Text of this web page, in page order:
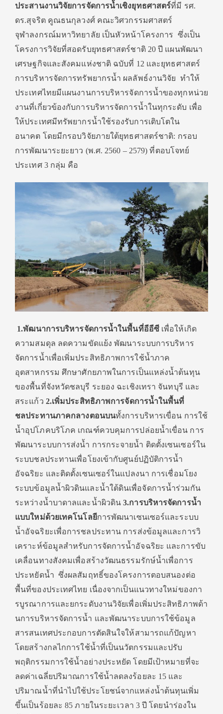
ประสานงานวิจัยการจัดการน้ำเชิงยุทธศาสตร์ที่มี รศ.
ดร.สุจริต คูณธนกุลวงศ์ คณะวิศวกรรมศาสตร์
จุฬาลงกรณ์มหาวิทยาลัย เป็นหัวหน้าโครงการ ซึ่งเป็น
โครงการวิจัยที่สอดรับยุทธศาสตร์ชาติ 20 ปี แผนพัฒนา
เศรษฐกิจและสังคมแห่งชาติ ฉบับที่ 12 และยุทธศาสตร์
การบริหารจัดการทรัพยากรน้ำ ผลลัพธ์งานวิจัย ทำให้
ประเทศไทยมีแผนงานการบริหารจัดการน้ำของทุกหน่วย
งานที่เกี่ยวข้องกับการบริหารจัดการน้ำในทุกระดับ เพื่อ
ให้ประเทศมีทรัพยากรน้ำใช้รองรับการเติบโตใน
อนาคต โดยมีกรอบวิจัยภายใต้ยุทธศาสตร์ชาติ: กรอบ
การพัฒนาระยะยาว (พ.ศ. 2560 – 2579) ที่ตอบโจทย์
ประเทศ 3 กลุ่ม คือ
1.พัฒนาการบริหารจัดการน้ำในพื้นที่อีอีซี เพื่อให้เกิด
ความสมดุล ลดความขัดแย้ง พัฒนาระบบการบริหาร
จัดการน้ำเพื่อเพิ่มประสิทธิภาพการใช้น้ำภาค
อุตสาหกรรม ศึกษาศักยภาพในการเป็นแหล่งน้ำต้นทุน
ของพื้นที่จังหวัดชลบุรี ระยอง ฉะเชิงเทรา จันทบุรี และ
สระแก้ว 2.เพิ่มประสิทธิภาพการจัดการน้ำในพื้นที่
ชลประทานภาคกลางตอนบนทั้งการบริหารเขื่อน การใช้
น้ำอุปโภคบริโภค เกณฑ์ควบคุมการปล่อยน้ำเขื่อน การ
พัฒนาระบบการส่งน้ำ การกระจายน้ำ ติดตั้งเซนเซอร์ใน
ระบบชลประทานเพื่อโยงเข้ากับศูนย์ปฏิบัติการน้ำ
อัจฉริยะ และติดตั้งเซนเซอร์ในแปลงนา การเชื่อมโยง
ระบบข้อมูลน้ำผิวดินและน้ำใต้ดินเพื่อจัดการน้ำร่วมกัน
ระหว่างน้ำบาดาลและน้ำผิวดิน3.การบริหารจัดการน้ำ
แบบใหม่ด้วยเทคโนโลยีการพัฒนาเซนเซอร์และระบบ
น้ำอัจฉริยะเพื่อการชลประทาน การส่งข้อมูลและการวิ
เคราะห์ข้อมูลสำหรับการจัดการน้ำอัจฉริยะ และการขับ
เคลื่อนทางสังคมเพื่อสร้างวัฒนธรรมรักษ์น้ำเพื่อการ
ประหยัดน้ำ ซึ่งผลสัมฤทธิ์ของโครงการตอบสนองต่อ
พื้นที่ของประเทศไทย เนื่องจากเป็นแนวทางใหม่ของกา
รบูรณาการและยกระดับงานวิจัยเพื่อเพิ่มประสิทธิภาพด้า
นการบริหารจัดการน้ำ และพัฒนาระบบการใช้ข้อมู ล
สารสนเทศประกอบการตัดสินใจให้สามารถแก้ปัญหา
โดยสร้างกลไกการใช้น้ำที่เป็นนวัตกรรมและปรับ
พฤติกรรมการใช้น้ำอย่างประหยัด โดยมีเป้าหมายที่จะ
ลดค่าเฉลี่ยปริมาณการใช้น้ำลดลงร้อยละ 15 และ
ปริมาณน้ำที่นำไปใช้ประโยชน์จากแหล่งน้ำต้นทุนเพิ่ม
ขึ้นเป็นร้อยละ 85 ภายในระยะเวลา 3 ปี โดยนำร่องใน